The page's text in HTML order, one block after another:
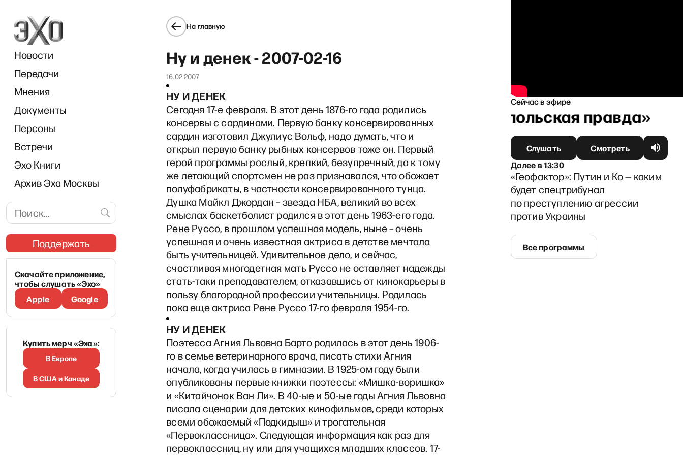
Новости
Передачи
Мнения
Документы
Персоны
Встречи
Эхо Книги
Архив Эха Москвы
Поддержать
Скачайте приложение,
чтобы слушать «Эхо»
Apple
Google
Купить мерч «Эха»:
В Европе
В США и Канаде
На главную
Ну и денек - 2007-02-16
16.02.2007
НУ И ДЕНЕК
Сегодня 17-е февраля. В этот день 1876-го года родились
консервы с сардинами. Первую банку консервированных
сардин изготовил Джулиус Вольф, надо думать, что и
открыл первую банку рыбных консервов тоже он. Первый
герой программы рослый, крепкий, безупречный, да к тому
же летающий спортсмен не раз признавался, что обожает
полуфабрикаты, в частности консервированного тунца.
Душка Майкл Джордан – звезда НБА, великий во всех
смыслах баскетболист родился в этот день 1963-его года.
Рене Руссо, в прошлом успешная модель, ныне – очень
успешная и очень известная актриса в детстве мечтала
быть учительницей. Удивительное дело, и сейчас,
счастливая многодетная мать Руссо не оставляет надежды
стать-таки преподавателем, отказавшись от кинокарьеры в
пользу благородной профессии учительницы. Родилась
пока еще актриса Рене Руссо 17-го февраля 1954-го.
НУ И ДЕНЕК
Поэтесса Агния Львовна Барто родилась в этот день 1906-
го в семье ветеринарного врача, писать стихи Агния
начала, когда училась в гимназии. В 1925-ом году были
опубликованы первые книжки поэтессы: «Мишка-воришка»
и «Китайчонок Ван Ли». В 40-ые и 50-ые годы Агния Львовна
писала сценарии для детских кинофильмов, среди которых
всеми обожаемый «Подкидыш» и трогательная
«Первоклассница». Следующая информация как раз для
первоклассниц, ну или для учащихся младших классов. 17-
Сейчас в эфире
«Ганапольская правда»
Слушать
Смотреть
Далеев13:30
«Геофактор»: Путин и Ко — каким
будет спецтрибунал
по преступлению агрессии
против Украины
Все программы